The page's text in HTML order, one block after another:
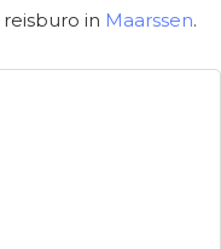
in Maarssen.